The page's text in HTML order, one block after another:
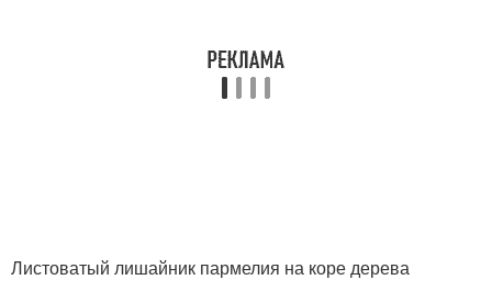
Листоватый лишайник пармелия на коре дерева